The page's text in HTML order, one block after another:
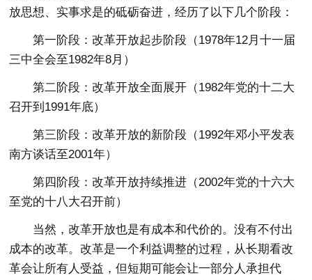
放思想、实事求是的砥砺奋进，经历了以下几个阶段：
第一阶段：改革开放起步阶段（1978年12月十一届
三中全会至1982年8月）
第二阶段：改革开放全面展开（1982年党的十二大
召开到1991年底）
第三阶段：改革开放的新阶段（1992年邓小平发表
南方谈话至2001年）
第四阶段：改革开放持续推进（2002年党的十六大
至党的十八大召开前）
当然，改革开放也是有成本和代价的。没有不付出
成本的改革。改革是一个利益调整的过程，从长期看改
革会让所有人受益，但短期可能会让一部分人承担代